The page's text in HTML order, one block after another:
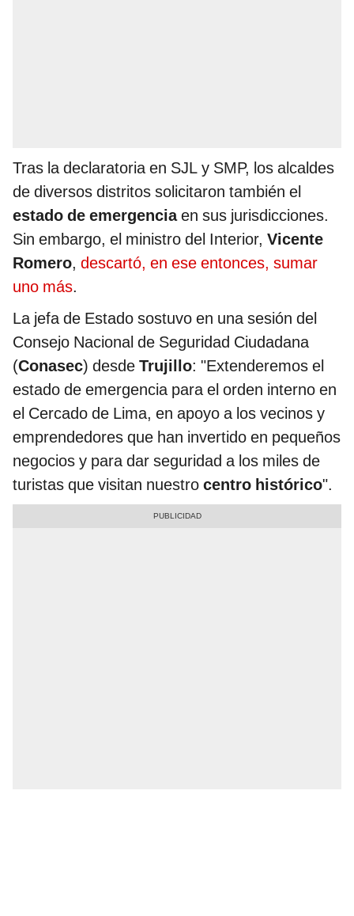
Tras la declaratoria en SJL y SMP, los alcaldes
de diversos distritos solicitaron también el
estado de emergenciaen sus jurisdicciones.
Sin embargo, el ministro del Interior, Vicente
Romero, descartó, en ese entonces, sumar
uno más.
La jefa de Estado sostuvo en una sesión del
Consejo Nacional de Seguridad Ciudadana
(Conasec) desde Trujillo: "Extenderemos el
estado de emergencia para el orden interno en
el Cercado de Lima, en apoyo a los vecinos y
emprendedores que han invertido en pequeños
negocios y para dar seguridad a los miles de
turistas que visitan nuestro centro histórico".